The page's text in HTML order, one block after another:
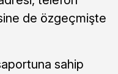
de özgeçmişte
sahip